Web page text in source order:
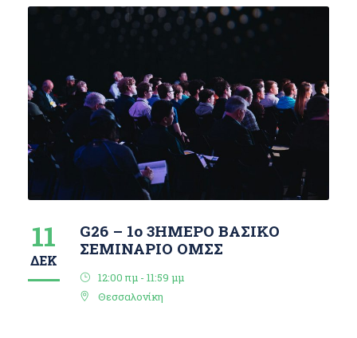
11
ΔΕΚ
G26 – 1ο 3ΗΜΕΡΟ ΒΑΣΙΚΟ
ΣΕΜΙΝΑΡΙΟ ΟΜΣΣ
12:00 πμ - 11:59 μμ
Θεσσαλονίκη